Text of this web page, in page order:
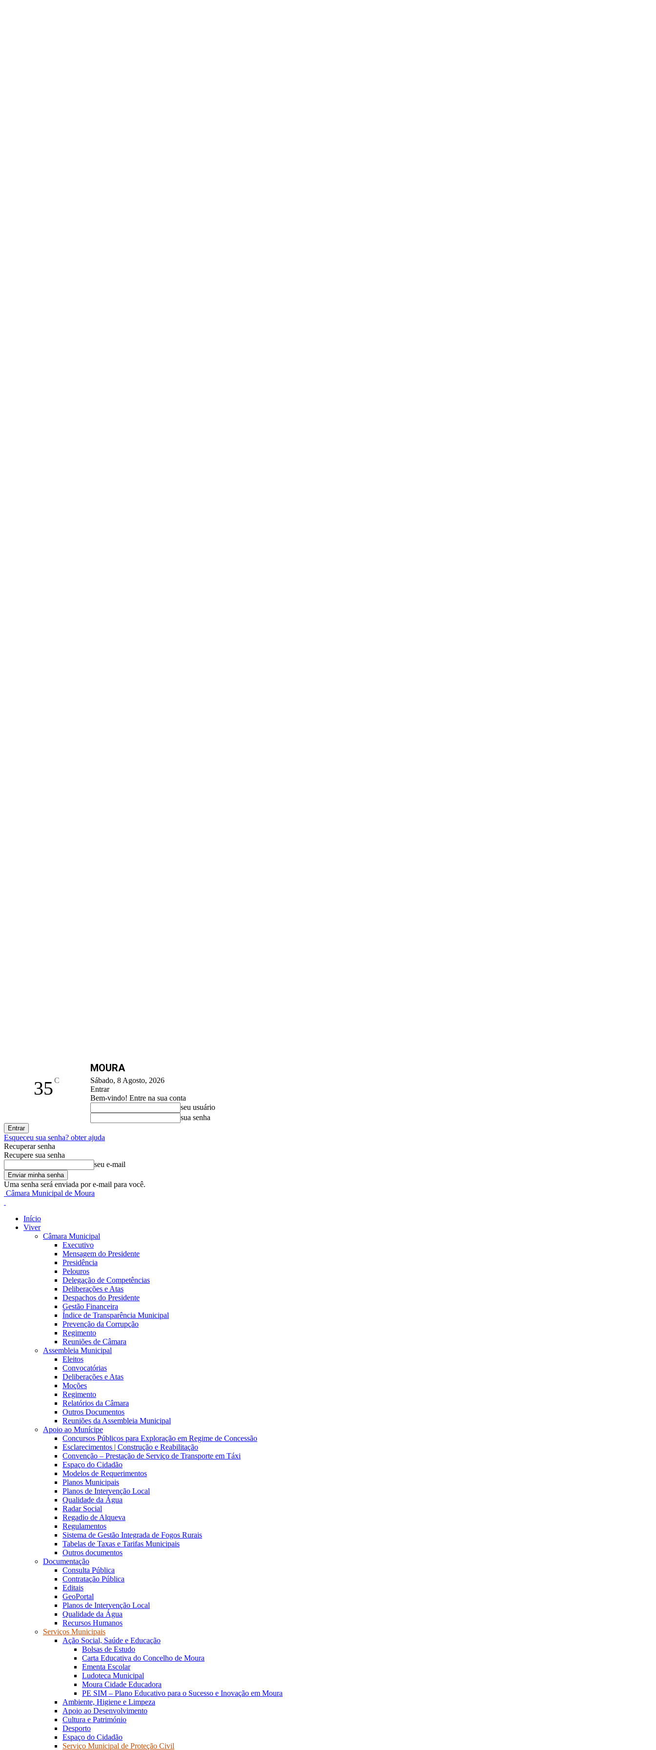
35C
MOURA
Sábado, 8 Agosto, 2026
Entrar
Bem-vindo! Entre na sua conta
seu usuário
sua senha
Esqueceu sua senha? obter ajuda
Recuperar senha
Recupere sua senha
seu e-mail
Uma senha será enviada por e-mail para você.
Câmara Municipal de Moura
Início
Viver
Câmara Municipal
Executivo
Mensagem do Presidente
Presidência
Pelouros
Delegação de Competências
Deliberações e Atas
Despachos do Presidente
Gestão Financeira
Índice de Transparência Municipal
Prevenção da Corrupção
Regimento
Reuniões de Câmara
Assembleia Municipal
Eleitos
Convocatórias
Deliberações e Atas
Moções
Regimento
Relatórios da Câmara
Outros Documentos
Reuniões da Assembleia Municipal
Apoio ao Munícipe
Concursos Públicos para Exploração em Regime de Concessão
Esclarecimentos | Construção e Reabilitação
Convenção – Prestação de Serviço de Transporte em Táxi
Espaço do Cidadão
Modelos de Requerimentos
Planos Municipais
Planos de Intervenção Local
Qualidade da Água
Radar Social
Regadio de Alqueva
Regulamentos
Sistema de Gestão Integrada de Fogos Rurais
Tabelas de Taxas e Tarifas Municipais
Outros documentos
Documentação
Consulta Pública
Contratação Pública
Editais
GeoPortal
Planos de Intervenção Local
Qualidade da Água
Recursos Humanos
Serviços Municipais
Ação Social, Saúde e Educação
Bolsas de Estudo
Carta Educativa do Concelho de Moura
Ementa Escolar
Ludoteca Municipal
Moura Cidade Educadora
PE SIM – Plano Educativo para o Sucesso e Inovação em Moura
Ambiente, Higiene e Limpeza
Apoio ao Desenvolvimento
Cultura e Património
Desporto
Espaço do Cidadão
Serviço Municipal de Proteção Civil